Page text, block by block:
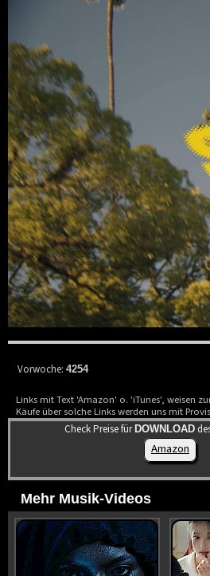
Vorwoche:4254
Links mit Text 'Amazon' o. 'iTunes', weisen
Käufe über solche Links werden uns mit
Check Preise für DOWNLOAD
Amazon
Mehr Musik-Videos